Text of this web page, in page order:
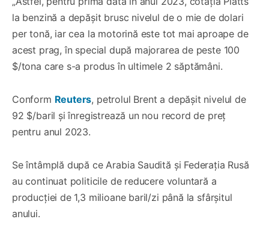
la benzină a depășit brusc nivelul de o mie de dolari
per tonă, iar cea la motorină este tot mai aproape de
acest prag, în special după majorarea de peste 100
$/tona care s-a produs în ultimele 2 săptămâni.
Conform Reuters, petrolul Brent a depăşit nivelul de
92 $/baril și înregistrează un nou record de preț
pentru anul 2023.
Se întâmplă după ce Arabia Saudită şi Federația Rusă
au continuat politicile de reducere voluntară a
producției de 1,3 milioane baril/zi până la sfârşitul
anului.